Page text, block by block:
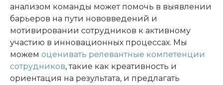
анализом команды может помочь в выявлении
барьеров на пути нововведений и
мотивировании сотрудников к активному
участию в инновационных процессах. Мы
можем оценивать релевантные компетенции
сотрудников, такие как креативность и
ориентация на результата, и предлагать